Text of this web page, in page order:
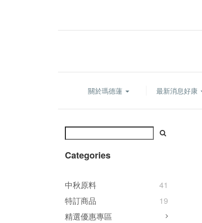
關於瑪德蓮 最新消息好康
Categories
中秋原料
41
特訂商品
19
精選優惠專區